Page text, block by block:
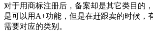
对于用商标注册后，备案却是其它类目的
是可以用A+功能，但是在赶跟卖的时候，
需要对应的类别。